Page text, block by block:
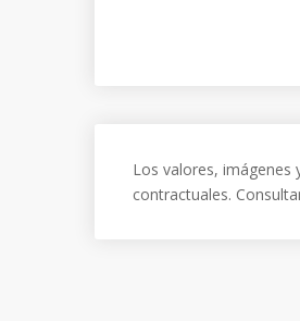
Los valores, imágenes
contractuales.